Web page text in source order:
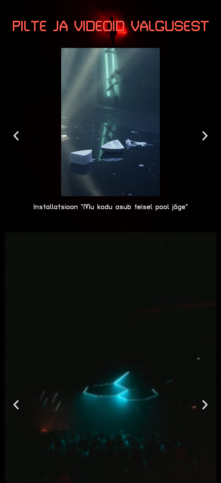
PILTE JA VIDEOID VALGUSEST
Installatsioon "Mu kodu asub teisel pool jõge"